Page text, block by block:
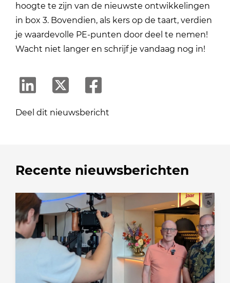
hoogte te zijn van de nieuwste ontwikkelingen
in box 3. Bovendien, als kers op de taart, verdien
je waardevolle PE-punten door deel te nemen!
Wacht niet langer en schrijf je vandaag nog in!
Deel dit nieuwsbericht
Recente nieuwsberichten